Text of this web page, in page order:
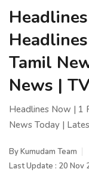
Tamil
News |
Headlines Now | 1
News Today |
ByKumudam Team
Last Update : 20 Nov